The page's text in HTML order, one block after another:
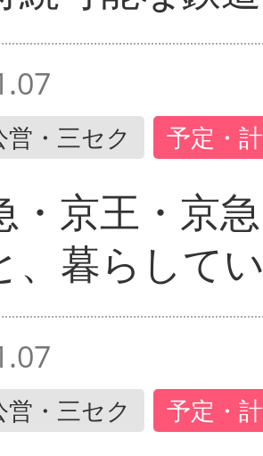
営・三セク 予定・
・京王・京
、暮らして
営・三セク 予定・